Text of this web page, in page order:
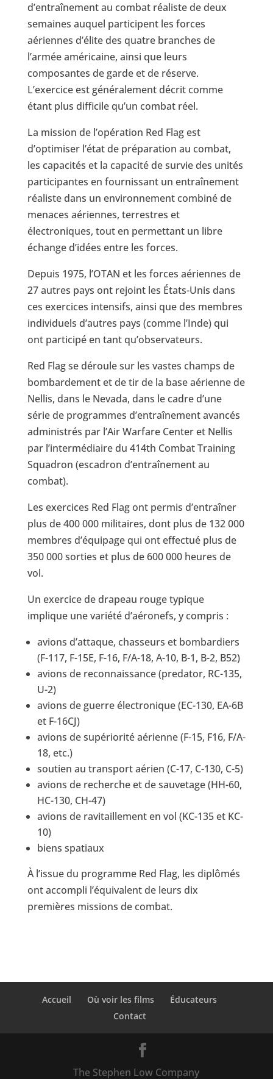
d’entraînement au combat réaliste de deux
semaines auquel participent les forces
aériennes d’élite des quatre branches de
l’armée américaine, ainsi que leurs
composantes de garde et de réserve.
L’exercice est généralement décrit comme
étant plus difficile qu’un combat réel.
La mission de l’opération Red Flag est
d’optimiser l’état de préparation au combat,
les capacités et la capacité de survie des unités
participantes en fournissant un entraînement
réaliste dans un environnement combiné de
menaces aériennes, terrestres et
électroniques, tout en permettant un libre
échange d’idées entre les forces.
Depuis 1975, l’OTAN et les forces aériennes de
27 autres pays ont rejoint les États-Unis dans
ces exercices intensifs, ainsi que des membres
individuels d’autres pays (comme l’Inde) qui
ont participé en tant qu’observateurs.
Red Flag se déroule sur les vastes champs de
bombardement et de tir de la base aérienne de
Nellis, dans le Nevada, dans le cadre d’une
série de programmes d’entraînement avancés
administrés par l’Air Warfare Center et Nellis
par l’intermédiaire du 414th Combat Training
Squadron (escadron d’entraînement au
combat).
Les exercices Red Flag ont permis d’entraîner
plus de 400 000 militaires, dont plus de 132 000
membres d’équipage qui ont effectué plus de
350 000 sorties et plus de 600 000 heures de
vol.
Un exercice de drapeau rouge typique
implique une variété d’aéronefs, y compris :
avions d’attaque, chasseurs et bombardiers
(F-117, F-15E, F-16, F/A-18, A-10, B-1, B-2, B52)
avions de reconnaissance (predator, RC-135,
U-2)
avions de guerre électronique (EC-130, EA-6B
et F-16CJ)
avions de supériorité aérienne (F-15, F16, F/A-
18, etc.)
soutien au transport aérien (C-17, C-130, C-5)
avions de recherche et de sauvetage (HH-60,
HC-130, CH-47)
avions de ravitaillement en vol (KC-135 et KC-
10)
biens spatiaux
À l’issue du programme Red Flag, les diplômés
ont accompli l’équivalent de leurs dix
premières missions de combat.
Accueil Où voir les films
Éducateurs
Contact
The Stephen Low Company